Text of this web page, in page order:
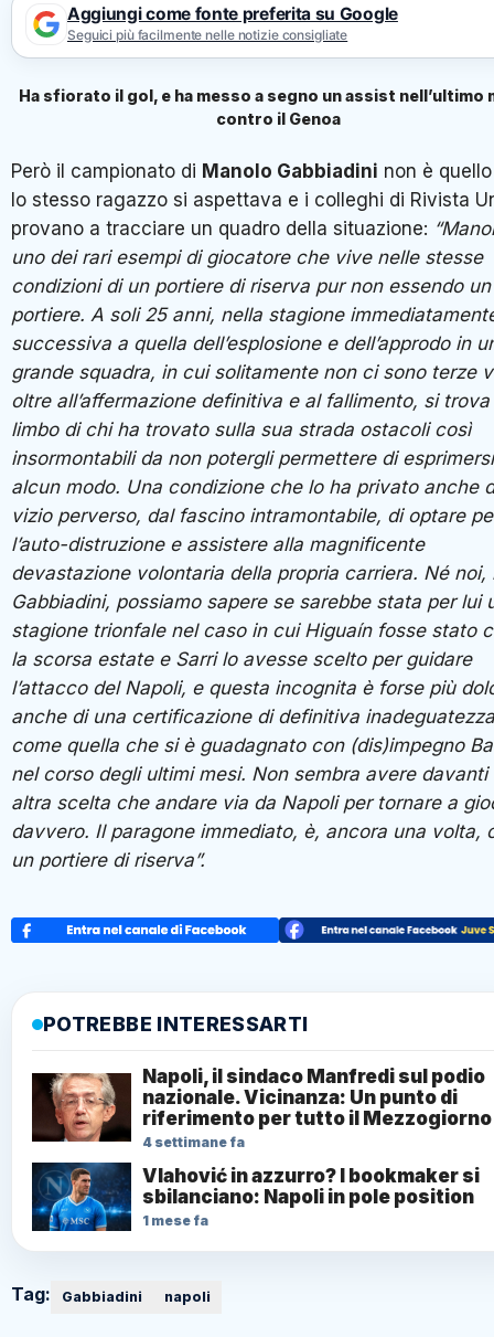
Aggiungi come fonte preferita su Google
Seguici più facilmente nelle notizie consigliate
Ha sfiorato il gol, e ha messo a segno un assist nell’ultimo
contro il Genoa
Però il campionato di Manolo Gabbiadini non è
lo stesso ragazzo si aspettava e i colleghi di Rivista
provano a tracciare un quadro della situazione:
uno dei rari esempi di giocatore che vive nelle stesse
condizioni di un portiere di riserva pur non essendo un
portiere. A soli 25 anni, nella stagione
successiva a quella dell’esplosione e dell’approdo in
grande squadra, in cui solitamente non ci sono terze
oltre all’affermazione definitiva e al fallimento, si trova
limbo di chi ha trovato sulla sua strada ostacoli così
insormontabili da non potergli permettere di
alcun modo. Una condizione che lo ha privato anche
vizio perverso, dal fascino intramontabile, di optare
l’auto-distruzione e assistere alla magnificente
devastazione volontaria della propria carriera. Né noi,
Gabbiadini, possiamo sapere se sarebbe stata per lui
stagione trionfale nel caso in cui Higuaín fosse stato
la scorsa estate e Sarri lo avesse scelto per guidare
l’attacco del Napoli, e questa incognita è forse più
anche di una certificazione di definitiva inadeguatezza
come quella che si è guadagnato con (dis)impegno
nel corso degli ultimi mesi. Non sembra avere davanti
altra scelta che andare via da Napoli per tornare a
davvero. Il paragone immediato, è, ancora una volta,
un portiere di riserva”.
POTREBBE INTERESSARTI
Napoli, il sindaco Manfredi sul podio
nazionale. Vicinanza: Un punto di
riferimento per tutto il Mezzogiorno
4 settimane fa
Vlahović in azzurro? I bookmaker si
sbilanciano: Napoli in pole position
1 mese fa
Tag: Gabbiadini napoli